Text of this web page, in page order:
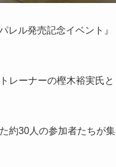
レル発売記念イベント』
レーナーの樫木裕実氏と
約30人の参加者たちが集